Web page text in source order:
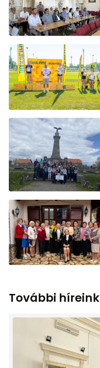
További híreink